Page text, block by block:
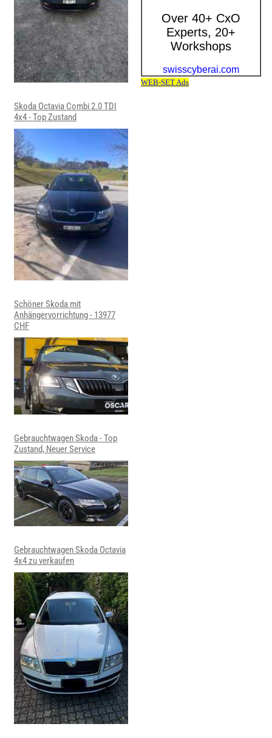
Skoda Octavia Combi 2.0 TDI
4x4 - Top Zustand
Schöner Skoda mit
Anhängervorrichtung - 13977
CHF
Gebrauchtwagen Skoda - Top
Zustand, Neuer Service
Gebrauchtwagen Skoda Octavia
4x4 zu verkaufen